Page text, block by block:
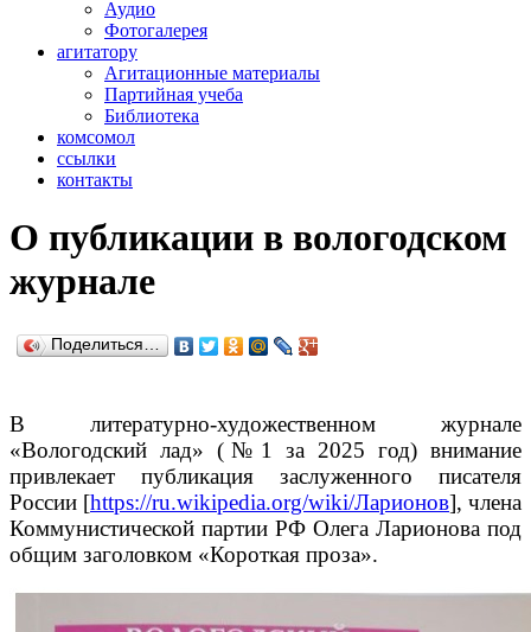
Аудио
Фотогалерея
агитатору
Агитационные материалы
Партийная учеба
Библиотека
комсомол
ссылки
контакты
О публикации в вологодском
журнале
Поделиться…
В литературно-художественном журнале
«Вологодский лад» (№1 за 2025 год) внимание
привлекает публикация заслуженного писателя
России [https://ru.wikipedia.org/wiki/Ларионов], члена
Коммунистической партии РФ Олега Ларионова под
общим заголовком «Короткая проза».